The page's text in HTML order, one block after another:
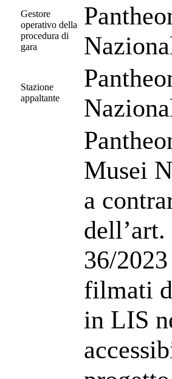
Gestore
operativo della
procedura di
gara
Stazione
appaltante
Musei
a
36/
filmati
in LIS